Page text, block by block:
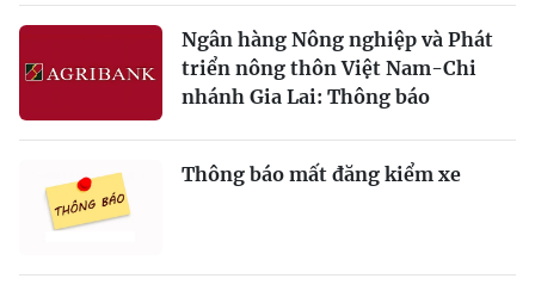
Ngân hàng Nông nghiệp và Phát
triển nông thôn Việt Nam-Chi
nhánh Gia Lai: Thông báo
Thông báo mất đăng kiểm xe